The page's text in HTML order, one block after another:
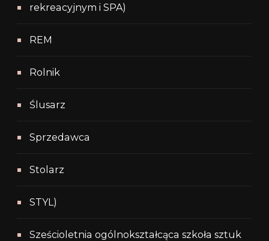
rekreacyjnym i SPA)
REM
Rolnik
Ślusarz
Sprzedawca
Stolarz
STYL)
Sześcioletnia ogólnokształcąca szkoła sztuk